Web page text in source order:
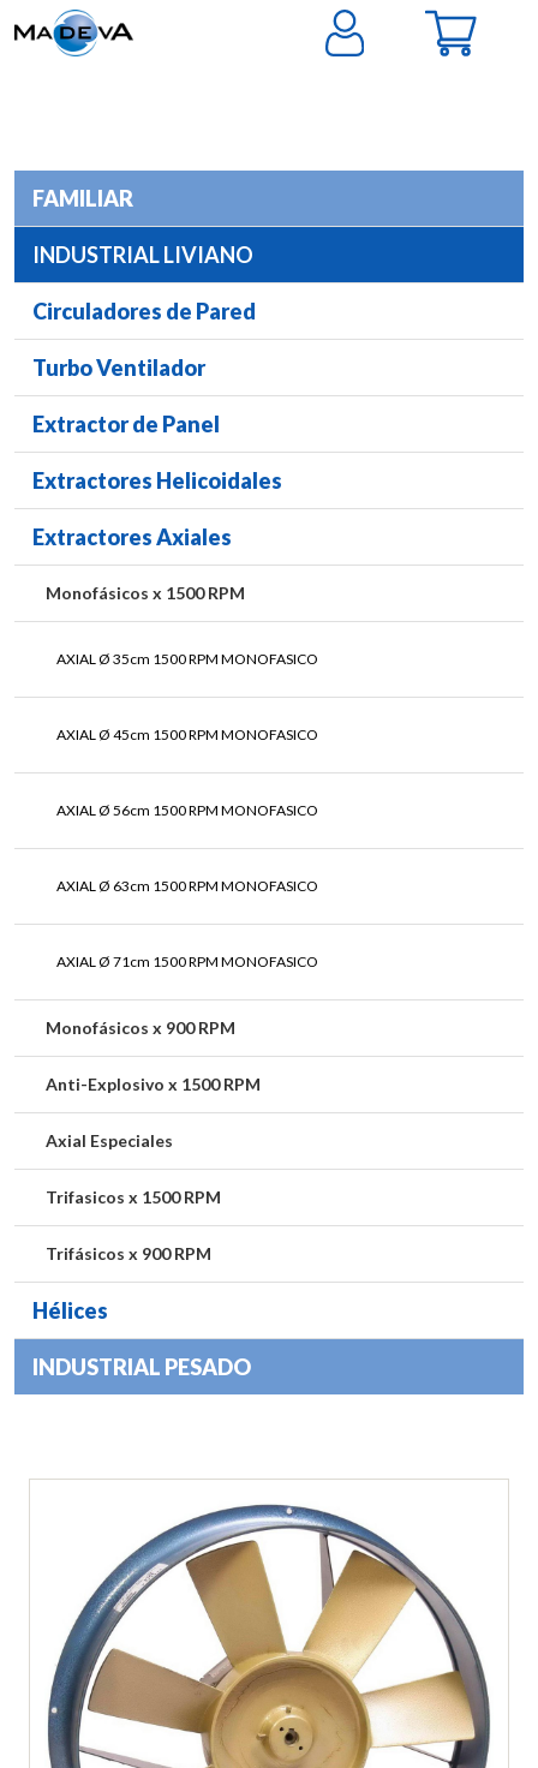
FAMILIAR
INDUSTRIAL LIVIANO
Circuladores de Pared
Turbo Ventilador
Extractor de Panel
Extractores Helicoidales
Extractores Axiales
Monofásicos x 1500 RPM
AXIAL Ø 35cm 1500 RPM MONOFASICO
AXIAL Ø 45cm 1500 RPM MONOFASICO
AXIAL Ø 56cm 1500 RPM MONOFASICO
AXIAL Ø 63cm 1500 RPM MONOFASICO
AXIAL Ø 71cm 1500 RPM MONOFASICO
Monofásicos x 900 RPM
Anti-Explosivo x 1500 RPM
Axial Especiales
Trifasicos x 1500 RPM
Trifásicos x 900 RPM
Hélices
INDUSTRIAL PESADO